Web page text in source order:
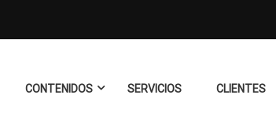
CONTENIDOS SERVICIOS CLIENTES